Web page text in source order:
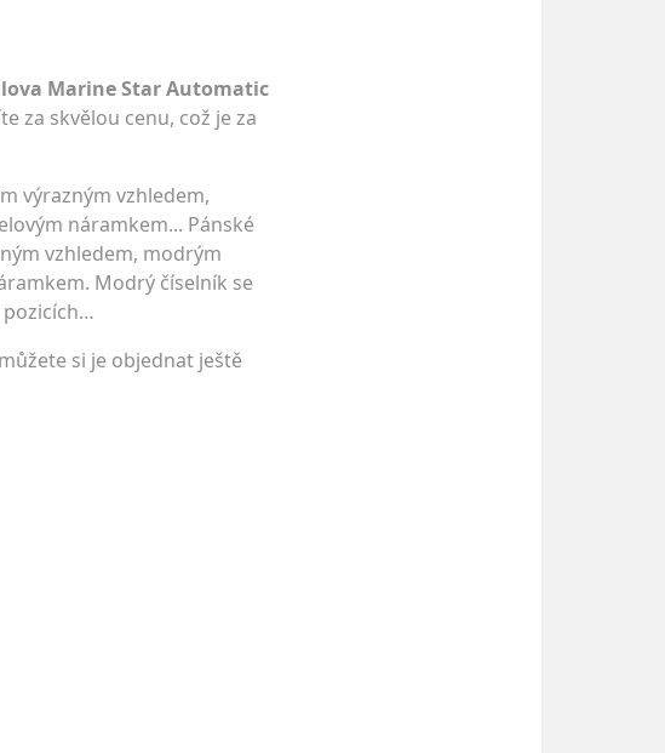
Marine Star Automatic
za skvělou cenu, což je za
výrazným vzhledem,
náramkem... Pánské
vzhledem, modrým
Modrý číselník se
si je objednat ještě